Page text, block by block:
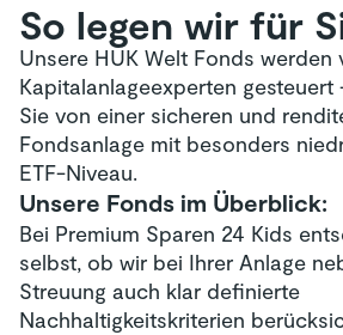
dem angesparten Vermögen
Liebsten eine längere Reise
dass dabei zu sehr auf das
werden muss.
So legen wir für
Unsere HUK Welt Fonds werden
Kapitalanlageexperten
Sie von einer sicheren und
Fondsanlage mit besonders
ETF-Niveau.
Unsere Fonds im Überblick:
Bei Premium Sparen 24 Kids
selbst, ob wir bei Ihrer Anlage
Streuung auch klar definierte
Nachhaltigkeitskriterien